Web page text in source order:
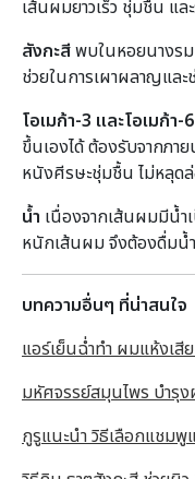
เส้นผมยาวเร็ว ชุ่มชื้น แ
สังกะสีพบในหอยนางร
ช่วยในการเผาผลาญและ
โอเมก้า-3 และโอเมก้า-6
ขึ้นเองได้ ต้องรับจากภา
หนังศีรษะชุ่มชื้น ไม่หลุด
น้ำ เนื่องจากเส้นผมมีน้
หนักเส้นผม จึงต้องดื่มน้
บทความอื่นๆ ที่น่าสนใจ
แอร์เย็นฉ่ำทำ ผมแห้งเ
มหัศจรรย์สมุนไพร บำรุ
กูรูแนะนำ วิธีเลือกแชม